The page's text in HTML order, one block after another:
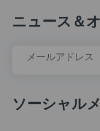
ニュース＆
メールアドレス
ソーシャル